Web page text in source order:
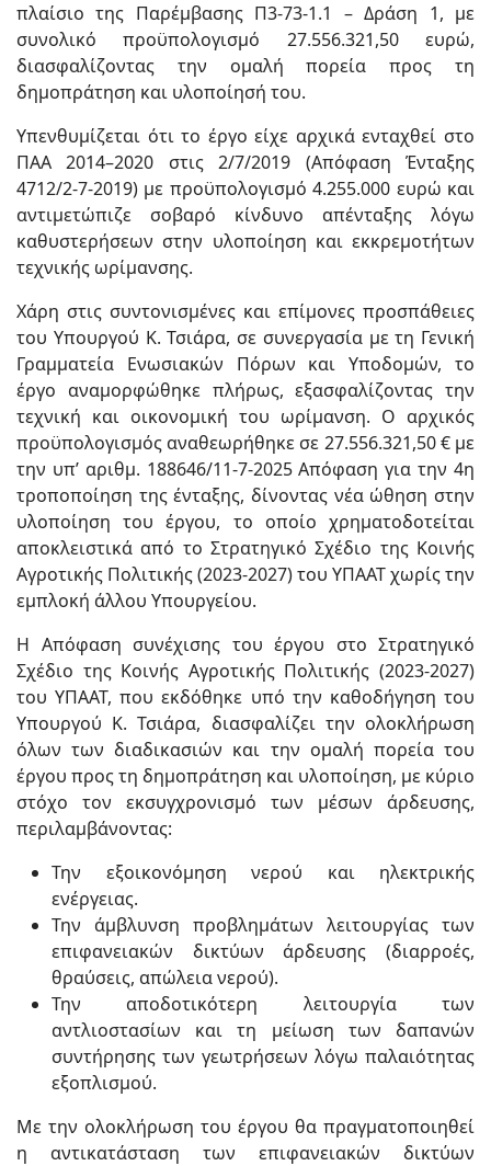
πλαίσιο της Παρέμβασης Π3-73-1.1 – Δράση 1, με
συνολικό προϋπολογισμό 27.556.321,50 ευρώ,
διασφαλίζοντας την ομαλή πορεία προς τη
δημοπράτηση και υλοποίησή του.
Υπενθυμίζεται ότι το έργο είχε αρχικά ενταχθεί στο
ΠΑΑ 2014–2020 στις 2/7/2019 (Απόφαση Ένταξης
4712/2-7-2019) με προϋπολογισμό 4.255.000 ευρώ και
αντιμετώπιζε σοβαρό κίνδυνο απένταξης λόγω
καθυστερήσεων στην υλοποίηση και εκκρεμοτήτων
τεχνικής ωρίμανσης.
Χάρη στις συντονισμένες και επίμονες προσπάθειες
του Υπουργού Κ. Τσιάρα, σε συνεργασία με τη Γενική
Γραμματεία Ενωσιακών Πόρων και Υποδομών, το
έργο αναμορφώθηκε πλήρως, εξασφαλίζοντας την
τεχνική και οικονομική του ωρίμανση. Ο αρχικός
προϋπολογισμός αναθεωρήθηκε σε 27.556.321,50 € με
την υπ’ αριθμ. 188646/11-7-2025 Απόφαση για την 4η
τροποποίηση της ένταξης, δίνοντας νέα ώθηση στην
υλοποίηση του έργου, το οποίο χρηματοδοτείται
αποκλειστικά από το Στρατηγικό Σχέδιο της Κοινής
Αγροτικής Πολιτικής (2023-2027) του ΥΠΑΑΤ χωρίς την
εμπλοκή άλλου Υπουργείου.
Η Απόφαση συνέχισης του έργου στο Στρατηγικό
Σχέδιο της Κοινής Αγροτικής Πολιτικής (2023-2027)
του ΥΠΑΑΤ, που εκδόθηκε υπό την καθοδήγηση του
Υπουργού Κ. Τσιάρα, διασφαλίζει την ολοκλήρωση
όλων των διαδικασιών και την ομαλή πορεία του
έργου προς τη δημοπράτηση και υλοποίηση, με κύριο
στόχο τον εκσυγχρονισμό των μέσων άρδευσης,
περιλαμβάνοντας:
Την εξοικονόμηση νερού και ηλεκτρικής
ενέργειας.
Την άμβλυνση προβλημάτων λειτουργίας των
επιφανειακών δικτύων άρδευσης (διαρροές,
θραύσεις, απώλεια νερού).
Την αποδοτικότερη λειτουργία των
αντλιοστασίων και τη μείωση των δαπανών
συντήρησης των γεωτρήσεων λόγω παλαιότητας
εξοπλισμού.
Με την ολοκλήρωση του έργου θα πραγματοποιηθεί
η αντικατάσταση των επιφανειακών δικτύων